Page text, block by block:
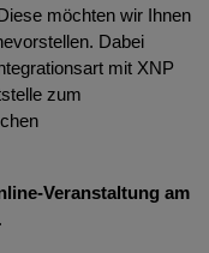
möchten wir Ihnen
vorstellen. Dabei
mit XNP
zum
Veranstaltung am